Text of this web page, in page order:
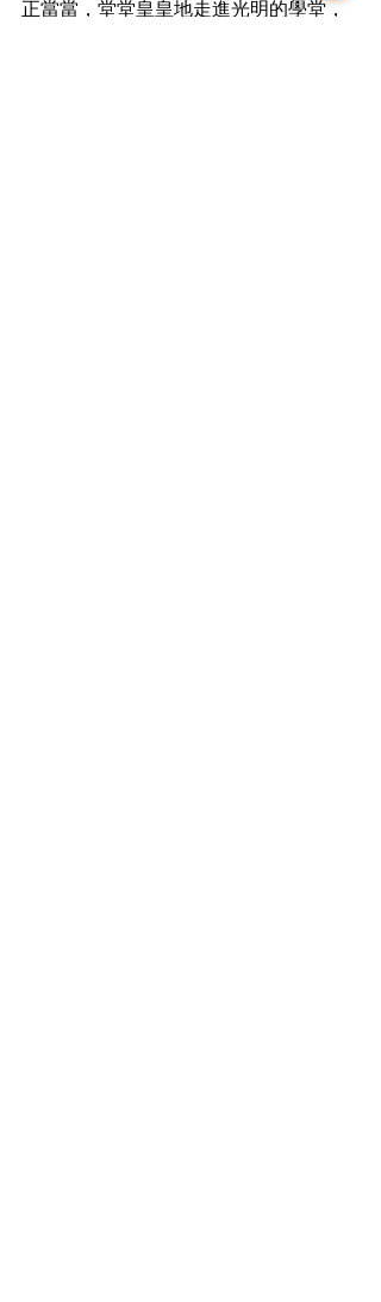
正當當，堂堂皇皇地走進光明的學堂，